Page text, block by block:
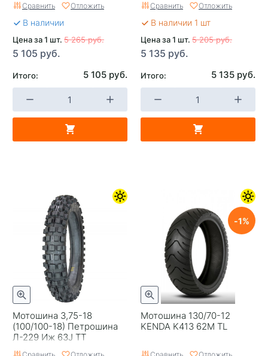
Сравнить Отложить
В наличии
Цена за 1 шт. 5 265 руб.
5 105 руб.
Итого: 5 105 руб.
Сравнить Отложить
В наличии 1 шт
Цена за 1 шт. 5 205 руб.
5 135 руб.
Итого: 5 135 руб.
Мотошина 3,75-18
(100/100-18) Петрошина
Л-229 Иж 63J TT
Мотошина 130/70-12
KENDA K413 62M TL
1